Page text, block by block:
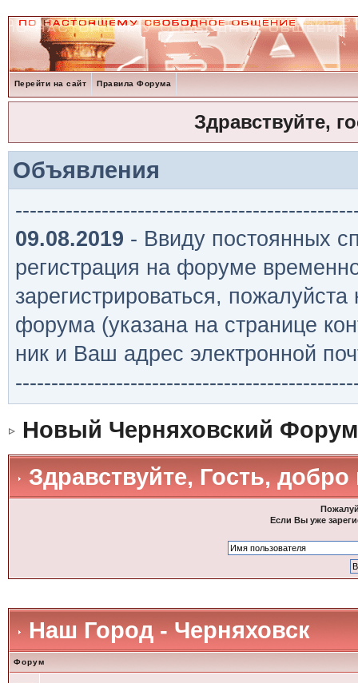
Перейти на сайт Правила Форума
Здравствуйте,
Объявления
09.08.2019 - Ввиду постоянных
регистрация на форуме
зарегистрироваться,
форума (указана на странице
ник и Ваш адрес электронной
Новый Черняховский Форум
Здравствуйте, Гость,
Если Вы уже
Наш Город - Черняховск
Форум